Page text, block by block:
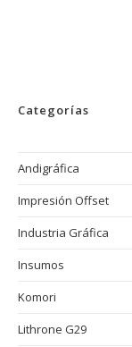
Categorías
Andigráfica
Impresión Offset
Industria Gráfica
Insumos
Komori
Lithrone G29